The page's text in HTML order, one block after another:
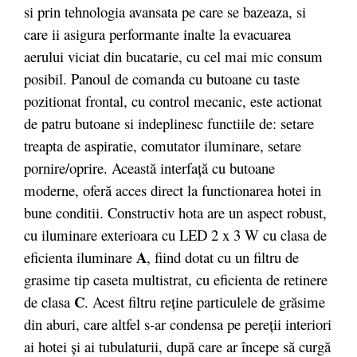
si prin tehnologia avansata pe care se bazeaza, si
care ii asigura performante inalte la evacuarea
aerului viciat din bucatarie, cu cel mai mic consum
posibil. Panoul de comanda cu butoane cu taste
pozitionat frontal, cu control mecanic, este actionat
de patru butoane si indeplinesc functiile de: setare
treapta de aspiratie, comutator iluminare, setare
pornire/oprire. Această interfaţă cu butoane
moderne, oferă acces direct la functionarea hotei in
bune conditii. Constructiv hota are un aspect robust,
cu iluminare exterioara cu LED 2 x 3 W cu clasa de
eficienta iluminare A, fiind dotat cu un filtru de
grasime tip caseta multistrat, cu eficienta de retinere
de clasa C. Acest filtru reţine particulele de grăsime
din aburi, care altfel s-ar condensa pe pereţii interiori
ai hotei şi ai tubulaturii, după care ar începe să curgă